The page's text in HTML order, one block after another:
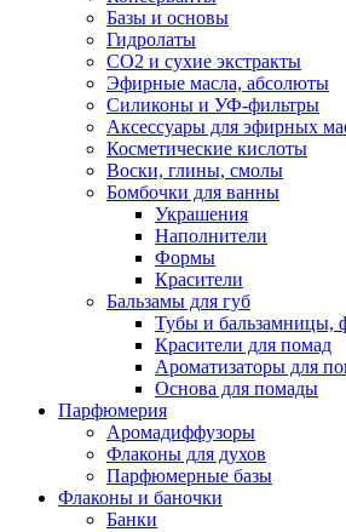
Базы и основы
Гидролаты
СО2 и сухие экстракты
Эфирные масла, абсолюты
Силиконы и УФ-фильтры
Аксессуары для эфирных
Косметические кислоты
Воски, глины, смолы
Бомбочки для ванны
Украшения
Наполнители
Формы
Красители
Бальзамы для губ
Тубы и бальзамницы,
Красители для помад
Ароматизаторы для
Основа для помады
Парфюмерия
Аромадиффузоры
Флаконы для духов
Парфюмерные базы
Флаконы и баночки
Банки